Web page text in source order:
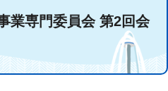
業専門委員会 第2回会